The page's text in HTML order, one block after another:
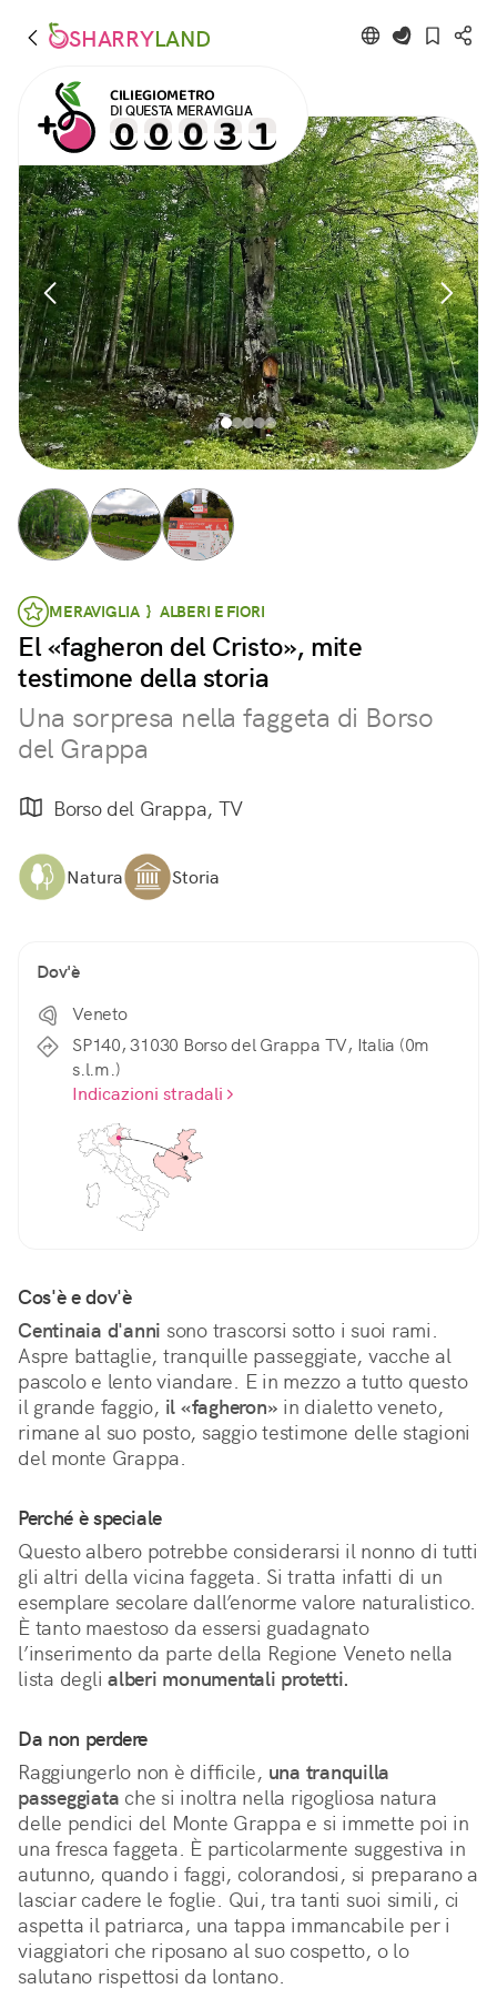
SHARRYLAND
CILIEGIOMETRO
DI QUESTA MERAVIGLIA
MERAVIGLIA } ALBERI E FIORI
El «fagheron del Cristo», mite
testimone della storia
Una sorpresa nella faggeta di Borso
del Grappa
Borso del Grappa, TV
Natura Storia
Dov'è
Veneto
SP140, 31030 Borso del Grappa TV, Italia (0m
s.l.m.)
Indicazioni stradali
Cos'è e dov'è
Centinaia d'anni sono trascorsi sotto i suoi rami.
Aspre battaglie, tranquille passeggiate, vacche al
pascolo e lento viandare. E in mezzo a tutto questo
il grande faggio, il «fagheron» in dialetto veneto,
rimane al suo posto, saggio testimone delle stagioni
del monte Grappa.
Perché è speciale
Questo albero potrebbe considerarsi il nonno di tutti
gli altri della vicina faggeta. Si tratta infatti di un
esemplare secolare dall’enorme valore naturalistico.
È tanto maestoso da essersi guadagnato
l’inserimento da parte della Regione Veneto nella
lista degli alberi monumentali protetti.
Da non perdere
Raggiungerlo non è difficile, una tranquilla
passeggiata che si inoltra nella rigogliosa natura
delle pendici del Monte Grappa e si immette poi in
una fresca faggeta. È particolarmente suggestiva in
autunno, quando i faggi, colorandosi, si preparano a
lasciar cadere le foglie. Qui, tra tanti suoi simili, ci
aspetta il patriarca, una tappa immancabile per i
viaggiatori che riposano al suo cospetto, o lo
salutano rispettosi da lontano.